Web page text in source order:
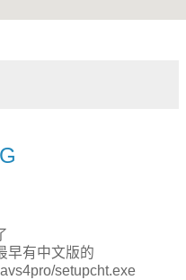
早有中文版的
setupcht.exe